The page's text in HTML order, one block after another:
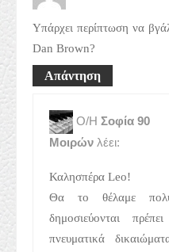
Υπάρχει περίπτωση να
Dan Brown?
Απάντηση
Ο/Η Σοφία 90
Μοιρών λέει:
Καλησπέρα Leo!
Θα το θέλαμε
δημοσιεύονται
πνευματικά